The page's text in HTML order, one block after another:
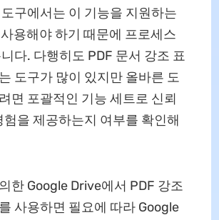
구에서는 이 기능을 지원하는
용해야 하기 때문에 프로세스
다. 다행히도 PDF 문서 강조 표
도구가 많이 있지만 올바른 도
면 포괄적인 기능 세트로 신뢰
험을 제공하는지 여부를 확인해
한 Google Drive에서 PDF 강조
사용하면 필요에 따라 Google